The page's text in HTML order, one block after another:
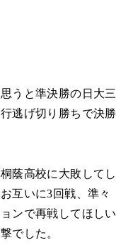
うと準決勝の日大三
逃げ切り勝ちで決勝
蔭高校に大敗してし
互いに3回戦、準々
ンで再戦してほしい
でした。